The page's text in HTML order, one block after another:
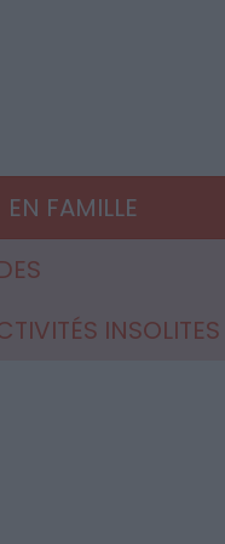
EN FAMILLE
INSOLITES